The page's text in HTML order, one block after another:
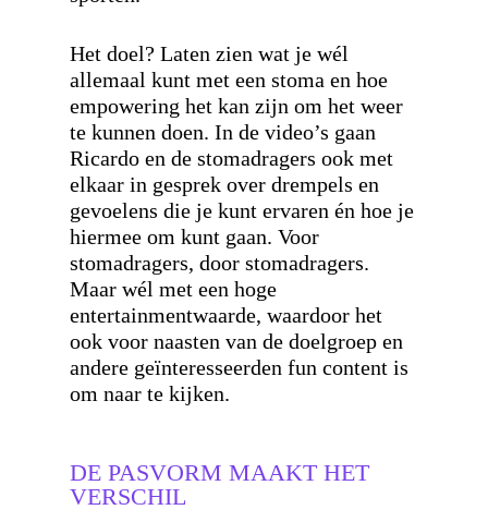
Het doel? Laten zien wat je wél
allemaal kunt met een stoma en hoe
empowering het kan zijn om het weer
te kunnen doen. In de video’s gaan
Ricardo en de stomadragers ook met
elkaar in gesprek over drempels en
gevoelens die je kunt ervaren én hoe je
hiermee om kunt gaan. Voor
stomadragers, door stomadragers.
Maar wél met een hoge
entertainmentwaarde, waardoor het
ook voor naasten van de doelgroep en
andere geïnteresseerden fun content is
om naar te kijken.
DE PASVORM MAAKT HET
VERSCHIL